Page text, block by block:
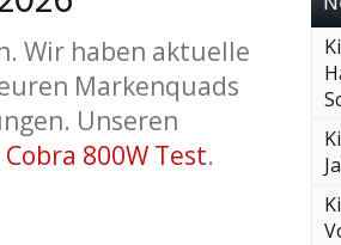
Wir haben aktuelle
Markenquads
Unseren
Cobra 800W Test.